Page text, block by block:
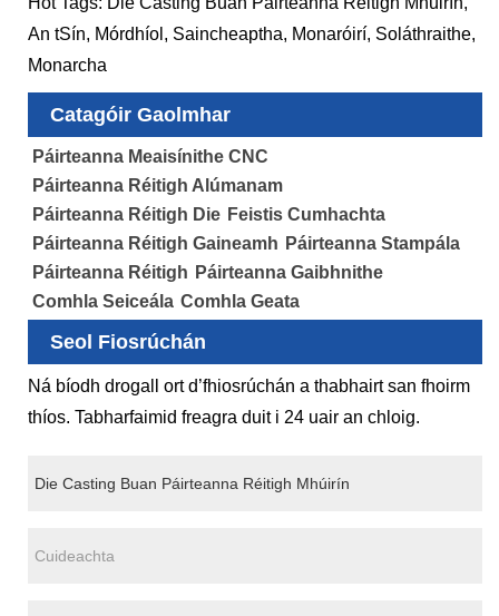
An tSín, Mórdhíol, Saincheaptha, Monaróirí, Soláthraithe,
Monarcha
Catagóir Gaolmhar
Páirteanna Meaisínithe CNC
Páirteanna Réitigh Alúmanam
Páirteanna Réitigh Die Feistis Cumhachta
Páirteanna Réitigh Gaineamh Páirteanna Stampála
Páirteanna Réitigh Páirteanna Gaibhnithe
Comhla Seiceála Comhla Geata
Seol Fiosrúchán
Ná bíodh drogall ort d’fhiosrúchán a thabhairt san fhoirm
thíos. Tabharfaimid freagra duit i 24 uair an chloig.